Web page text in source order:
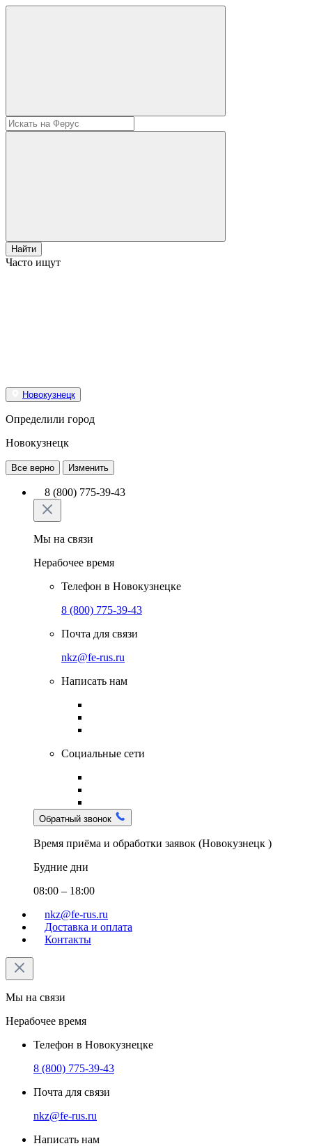
Найти
Часто ищут
Новокузнецк
Определили город
Новокузнецк
Все верно Изменить
8 (800) 775-39-43
Мы на связи
Нерабочее время
Телефон в Новокузнецке
8 (800) 775-39-43
Почта для связи
nkz@fe-rus.ru
Написать нам
Социальные сети
Обратный звонок
Время приёма и обработки заявок (Новокузнецк )
Будние дни
08:00 – 18:00
nkz@fe-rus.ru
Доставка и оплата
Контакты
Мы на связи
Нерабочее время
Телефон в Новокузнецке
8 (800) 775-39-43
Почта для связи
nkz@fe-rus.ru
Написать нам